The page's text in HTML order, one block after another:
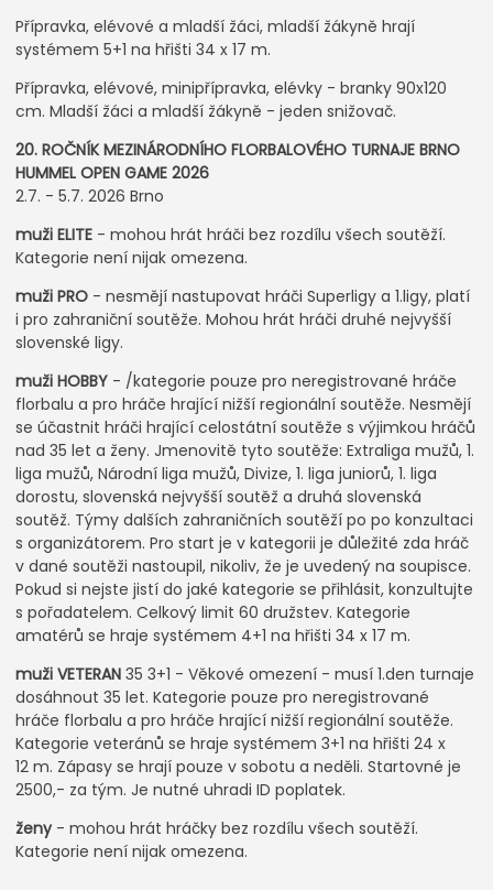
Přípravka, elévové a mladší žáci, mladší žákyně hrají
systémem 5+1 na hřišti 34 x 17 m.
Přípravka, elévové, minipřípravka, elévky - branky 90x120
cm. Mladší žáci a mladší žákyně - jeden snižovač.
20. ROČNÍK MEZINÁRODNÍHO FLORBALOVÉHO TURNAJE BRNO
HUMMEL OPEN GAME 2026
2.7. - 5.7. 2026 Brno
muži ELITE - mohou hrát hráči bez rozdílu všech soutěží.
Kategorie není nijak omezena.
muži PRO - nesmějí nastupovat hráči Superligy a 1.ligy, platí
i pro zahraniční soutěže. Mohou hrát hráči druhé nejvyšší
slovenské ligy.
muži HOBBY - /kategorie pouze pro neregistrované hráče
florbalu a pro hráče hrající nižší regionální soutěže. Nesmějí
se účastnit hráči hrající celostátní soutěže s výjimkou hráčů
nad 35 let a ženy. Jmenovitě tyto soutěže: Extraliga mužů, 1.
liga mužů, Národní liga mužů, Divize, 1. liga juniorů, 1. liga
dorostu, slovenská nejvyšší soutěž a druhá slovenská
soutěž. Týmy dalších zahraničních soutěží po po konzultaci
s organizátorem. Pro start je v kategorii je důležité zda hráč
v dané soutěži nastoupil, nikoliv, že je uvedený na soupisce.
Pokud si nejste jistí do jaké kategorie se přihlásit, konzultujte
s pořadatelem. Celkový limit 60 družstev. Kategorie
amatérů se hraje systémem 4+1 na hřišti 34 x 17 m.
muži VETERAN 35 3+1 - Věkové omezení - musí 1.den turnaje
dosáhnout 35 let. Kategorie pouze pro neregistrované
hráče florbalu a pro hráče hrající nižší regionální soutěže.
Kategorie veteránů se hraje systémem 3+1 na hřišti 24 x
12 m. Zápasy se hrají pouze v sobotu a neděli. Startovné je
2500,- za tým. Je nutné uhradi ID poplatek.
ženy- mohou hrát hráčky bez rozdílu všech soutěží.
Kategorie není nijak omezena.